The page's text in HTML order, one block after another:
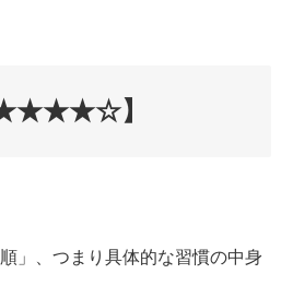
★★★★☆】
」、つまり具体的な習慣の中身